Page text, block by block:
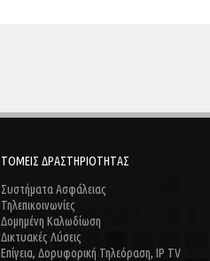
ΤΟΜΕΙΣ ΔΡΑΣΤΗΡΙΟΤΗΤΑΣ
Συστήματα Ασφάλειας
Τηλεπικοινωνίες
Δομημένη Καλωδίωση
Δικτυακές Λύσεις
Επίγεια, Δορυφορική Τηλεόραση, IP TV